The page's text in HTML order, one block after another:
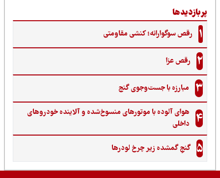
رقص سوگوارانه؛ کنشی مقاومتی
رقص عزا
مبارزه با جست‌وجوی گنج‌
هوای آلوده با موتورهای منسوخ‌شده و آلاینده خودروهای
داخلی
گنجِ گمشده زیر چرخ لودرها